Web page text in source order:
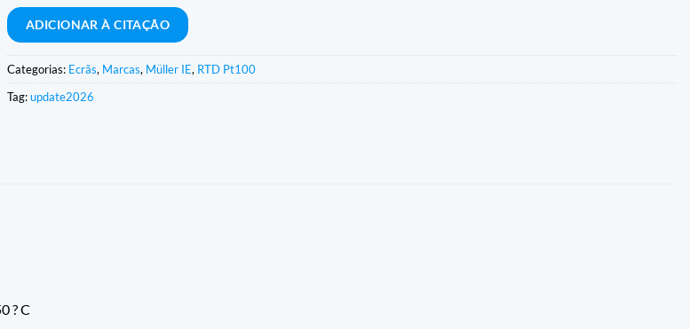
o
banco
ADICIONAR À CITAÇÃO
Categorias: Ecrãs, Marcas, Müller IE, RTD Pt100
Tag:update2026
? C